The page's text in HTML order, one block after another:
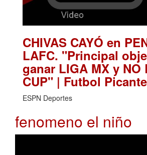
CHIVAS CAYÓ en
LAFC. "Principal
ganar LIGA MX y NO
CUP" | Futbol Picante
ESPN Deportes
fenomeno el niño